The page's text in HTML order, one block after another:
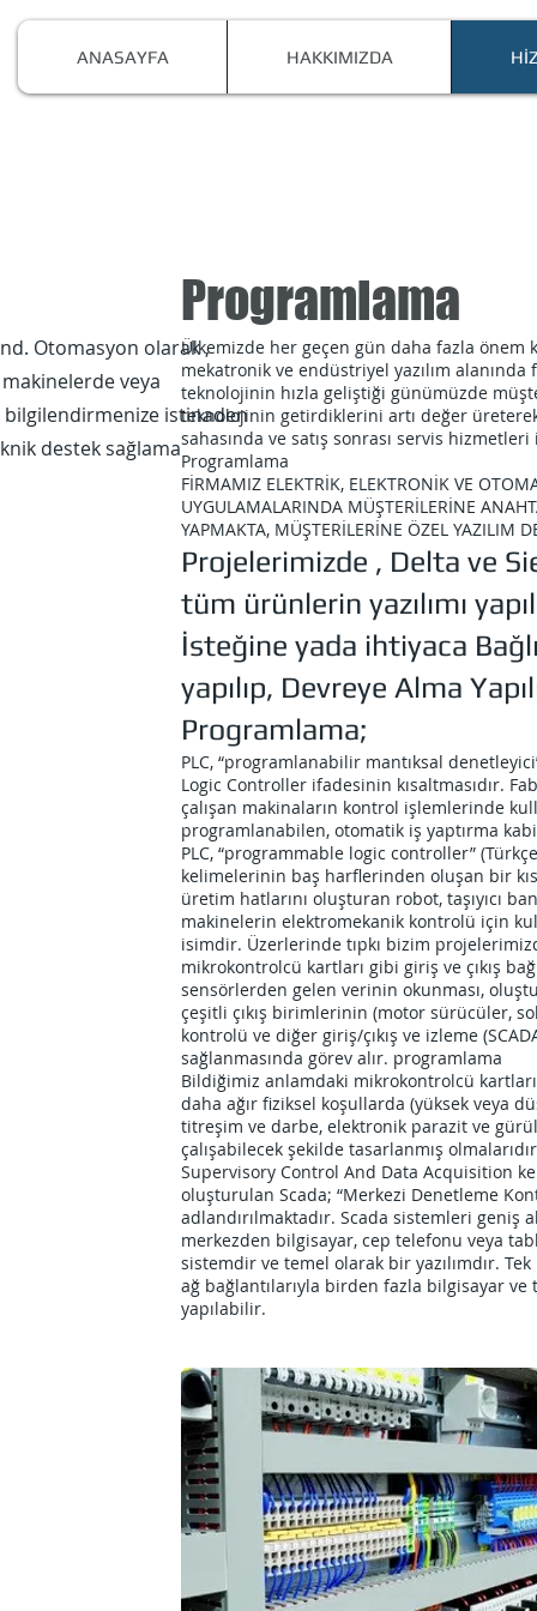
ANASAYFA HAKKIMIZDA
Otomasyon olarak ,
veya
istinaden
destek sağlama
Programlama
Ülkemizde her geçen gün daha fazla önem
mekatronik ve endüstriyel yazılım
teknolojinin hızla geliştiği günümüzde
teknolojinin getirdiklerini artı değer
sahasında ve satış sonrası servis
Programlama
FİRMAMIZ ELEKTRİK, ELEKTRONİK VE
UYGULAMALARINDA MÜŞTERİLERİNE
YAPMAKTA, MÜŞTERİLERİNE ÖZEL YAZILIM
Projelerimizde , Delta ve
tüm ürünlerin yazılımı
İsteğine yada ihtiyaca
yapılıp, Devreye Alma
Programlama;
PLC, “programlanabilir mantıksal
Logic Controller ifadesinin kısaltmasıdır.
çalışan makinaların kontrol işlemlerinde
programlanabilen, otomatik iş yaptırma
PLC, “programmable logic controller”
kelimelerinin baş harflerinden oluşan bir
üretim hatlarını oluşturan robot, taşıyıcı
makinelerin elektromekanik kontrolü için
isimdir. Üzerlerinde tıpkı bizim
mikrokontrolcü kartları gibi giriş ve çıkış
sensörlerden gelen verinin okunması,
çeşitli çıkış birimlerinin (motor sürücüler,
kontrolü ve diğer giriş/çıkış ve izleme
sağlanmasında görev alır. programlama
Bildiğimiz anlamdaki mikrokontrolcü
daha ağır fiziksel koşullarda (yüksek veya
titreşim ve darbe, elektronik parazit ve
çalışabilecek şekilde tasarlanmış
Supervisory Control And Data Acquisition
oluşturulan Scada; “Merkezi Denetleme
adlandırılmaktadır. Scada sistemleri geniş
merkezden bilgisayar, cep telefonu veya
sistemdir ve temel olarak bir yazılımdır.
ağ bağlantılarıyla birden fazla bilgisayar
yapılabilir.